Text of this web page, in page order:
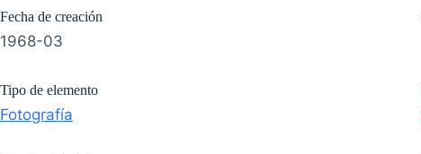
Fecha de creación
1968-03
Tipo de elemento
Fotografía